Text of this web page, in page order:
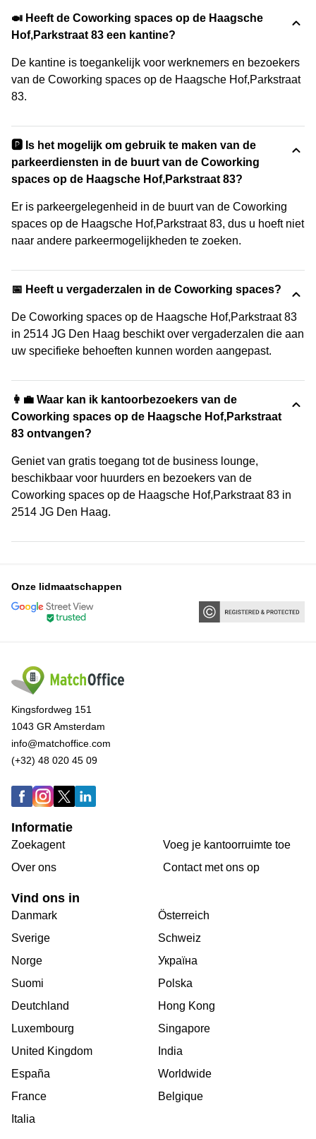
🍛 Heeft de Coworking spaces op de Haagsche
Hof,Parkstraat 83 een kantine?
De kantine is toegankelijk voor werknemers en bezoekers
van de Coworking spaces op de Haagsche Hof,Parkstraat
83.
🅿️ Is het mogelijk om gebruik te maken van de
parkeerdiensten in de buurt van de Coworking
spaces op de Haagsche Hof,Parkstraat 83?
Er is parkeergelegenheid in de buurt van de Coworking
spaces op de Haagsche Hof,Parkstraat 83, dus u hoeft niet
naar andere parkeermogelijkheden te zoeken.
📅 Heeft u vergaderzalen in de Coworking spaces?
De Coworking spaces op de Haagsche Hof,Parkstraat 83
in 2514 JG Den Haag beschikt over vergaderzalen die aan
uw specifieke behoeften kunnen worden aangepast.
👩‍💼 Waar kan ik kantoorbezoekers van de
Coworking spaces op de Haagsche Hof,Parkstraat
83 ontvangen?
Geniet van gratis toegang tot de business lounge,
beschikbaar voor huurders en bezoekers van de
Coworking spaces op de Haagsche Hof,Parkstraat 83 in
2514 JG Den Haag.
Onze lidmaatschappen
Kingsfordweg 151
1043 GR Amsterdam
info@matchoffice.com
(+32) 48 020 45 09
Informatie
Zoekagent
Over ons
Voeg je kantoorruimte toe
Сontact met ons op
Vind ons in
Danmark
Sverige
Norge
Suomi
Deutchland
Luxembourg
United Kingdom
España
France
Italia
Österreich
Schweiz
Україна
Polska
Hong Kong
Singapore
India
Worldwide
Belgique